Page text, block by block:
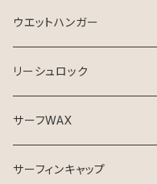
ウエットハンガー
リーシュロック
サーフWAX
サーフィンキャップ